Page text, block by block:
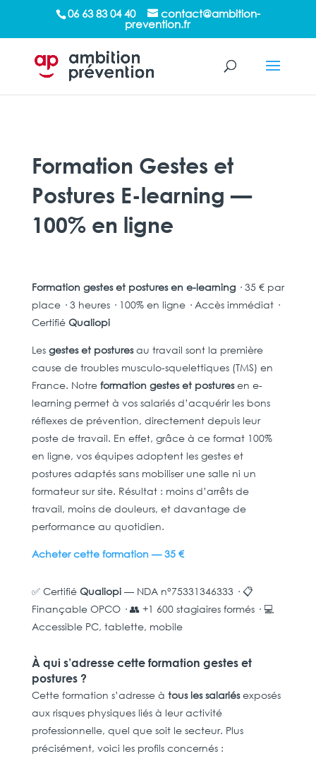
/*sticky sidebar*/06 63 83 04 40
contact@ambition-
prevention.fr
Formation Gestes et
Postures E-learning —
100% en ligne
Formation gestes et postures en e-learning· 35 € par
place · 3 heures · 100% en ligne · Accès immédiat ·
Certifié Qualiopi
Les gestes et posturesau travail sont la première
cause de troubles musculo-squelettiques (TMS) en
France. Notre formation gestes et posturesen e-
learning permet à vos salariés d’acquérir les bons
réflexes de prévention, directement depuis leur
poste de travail. En effet, grâce à ce format 100%
en ligne, vos équipes adoptent les gestes et
postures adaptés sans mobiliser une salle ni un
formateur sur site. Résultat : moins d’arrêts de
travail, moins de douleurs, et davantage de
performance au quotidien.
Acheter cette formation — 35 €
✅ Certifié Qualiopi— NDA n°75331346333 · 📋
Finançable OPCO · 👥 +1 600 stagiaires formés · 💻
Accessible PC, tablette, mobile
À qui s’adresse cette formation gestes et
postures ?
Cette formation s’adresse à tous les salariésexposés
aux risques physiques liés à leur activité
professionnelle, quel que soit le secteur. Plus
précisément, voici les profils concernés :